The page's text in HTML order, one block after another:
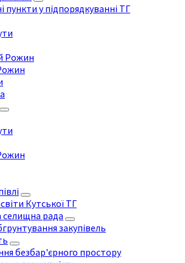
пункти у підпорядкуванні ТГ
Рожин
Кутської ТГ
селищна рада
закупівель
безбар'єрного простору